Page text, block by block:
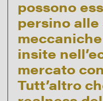
possono
persino
insite
mercato
Tutt’altro